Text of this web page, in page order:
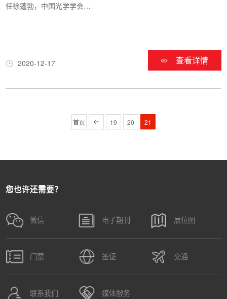
任徐蓬勃，中国光学学会…
2020-12-17 查看详情
首页 19 20 21
您也许还需要？
微信 电子期刊 展位图
门票 签证 交通
联系我们 媒体服务